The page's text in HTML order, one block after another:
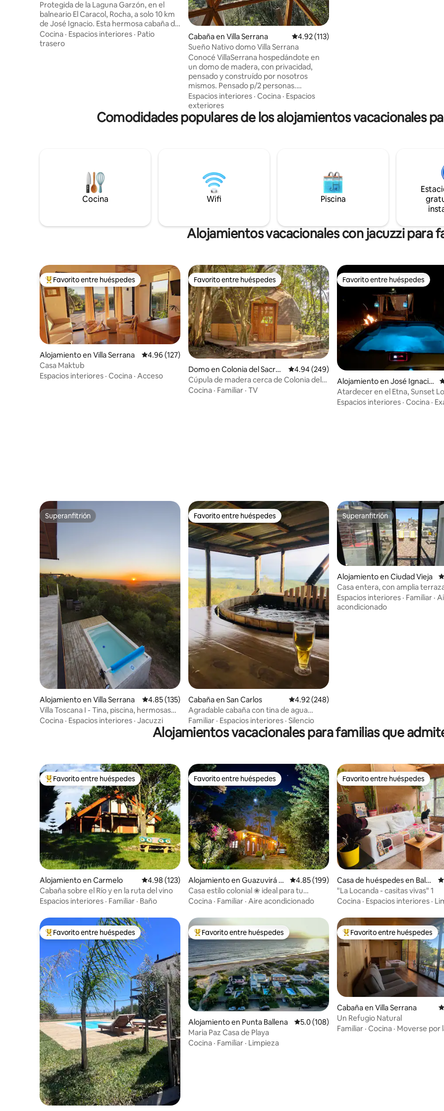
Protegida de la Laguna Garzón, en el
balneario El Caracol, Rocha, a solo 10 km
de José Ignacio. Esta hermosa cabaña de
estilo nórdico minimalista, fue diseñada
para relajarse en medio del bosque
Cocina · Espacios interiores · Patio
trasero
Cabaña en Villa Serrana Calificación promedio: 4.92 de 5, 113 reseñas
4.92 (113)
Sueño Nativo domo Villa Serrana
Conocé VillaSerrana hospedándote en
un domo de madera, con privacidad,
pensado y construído por nosotros
mismos. Pensado p/2 personas.
Mezclado con la flora autóctona, es
refugio de buena energía y hermosos
momentos. Es un ambiente que integra
sala de estar y kitchenette. Tenemos a tu
inlcuye ropa de cama ni toallas.
⚠️JACUZZI con tarifa aparte
Espacios interiores · Cocina · Espacios
exteriores
Comodidades populares de los alojamientos vacacionales
Cocina Wifi Piscina
Alojamientos vacacionales con jacuzzi para
Favorito entre huéspedes preferido
Favorito entre huéspedes
Alojamiento en Villa Serrana Calificación promedio: 4.96 de 5, 127 reseñas
4.96 (127)
Casa Maktub
Espacios interiores · Cocina · Acceso
Favorito entre huéspedes
Favorito entre huéspedes
Domo en Colonia del Sacra
mento
Calificación promedio: 4.94 de 5, 249 reseñas
4.94 (249)
Cúpula de madera cerca de Colonia del
Sacramento
Cocina · Familiar · TV
Favorito entre huéspedes
Favorito entre huéspedes
Alojamiento en José Ignacio
Maldonado
Atardecer en el Etna, Sunset
Espacios interiores · Cocina ·
Superanfitrión
Superanfitrión
Alojamiento en Villa Serrana Calificación promedio: 4.85 de 5, 135 reseñas
4.85 (135)
Villa Toscana I - Tina, piscina, hermosas
vistas
Cocina · Espacios interiores · Jacuzzi
Favorito entre huéspedes
Favorito entre huéspedes
Cabaña en San Carlos Calificación promedio: 4.92 de 5, 248 reseñas
4.92 (248)
Agradable cabaña con tina de agua
caliente
Familiar · Espacios interiores · Silencio
Superanfitrión
Superanfitrión
Alojamiento en Ciudad Vieja
Casa entera, con amplia
garaje
Espacios interiores · Familiar ·
acondicionado
Alojamientos vacacionales para familias que
Favorito entre huéspedes preferido
Favorito entre huéspedes
Alojamiento en Carmelo Calificación promedio: 4.98 de 5, 123 reseñas
4.98 (123)
Cabaña sobre el Río y en la ruta del vino
Espacios interiores · Familiar · Baño
Favorito entre huéspedes
Favorito entre huéspedes
Alojamiento en Guazuvirá N
uevo
Calificación promedio: 4.85 de 5, 199 reseñas
4.85 (199)
Casa estilo colonial ❀ ideal para tu
descanso
Cocina · Familiar · Aire acondicionado
Favorito entre huéspedes
Favorito entre huéspedes
Casa de huéspedes en Baln
eario Buenos Aires
"La Locanda - casitas vivas" 1
Cocina · Espacios interiores ·
Favorito entre huéspedes preferido
Favorito entre huéspedes Favorito entre huéspedes preferido
Favorito entre huéspedes
Alojamiento en Punta Ballena Calificación promedio: 5.0 de 5, 108 reseñas
5.0 (108)
Maria Paz Casa de Playa
Cocina · Familiar · Limpieza
Favorito entre huéspedes
Favorito entre huéspedes
Cabaña en Villa Serrana
Un Refugio Natural
Familiar · Cocina · Moverse por